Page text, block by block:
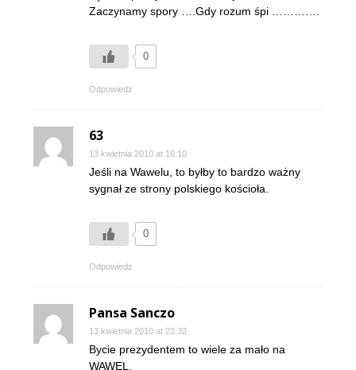
Zaczynamy spory ….Gdy rozum śpi ………….
0
Odpowiedz
63
13 kwietnia 2010 at 16:10
Jeśli na Wawelu, to byłby to bardzo ważny
sygnał ze strony polskiego kościoła.
0
Odpowiedz
Pansa Sanczo
13 kwietnia 2010 at 23:32
Bycie prezydentem to wiele za mało na
WAWEL.